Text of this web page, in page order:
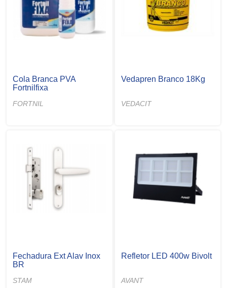
Cola Branca PVA
Fortnilfixa
FORTNIL
Vedapren Branco 18Kg
VEDACIT
Fechadura Ext Alav Inox
BR
STAM
Refletor LED 400w Bivolt
AVANT